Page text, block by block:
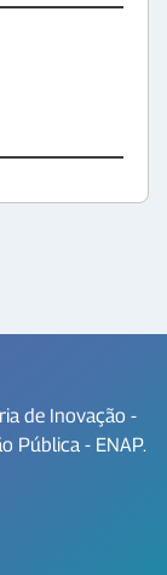
de Inovação -
Pública - ENAP.